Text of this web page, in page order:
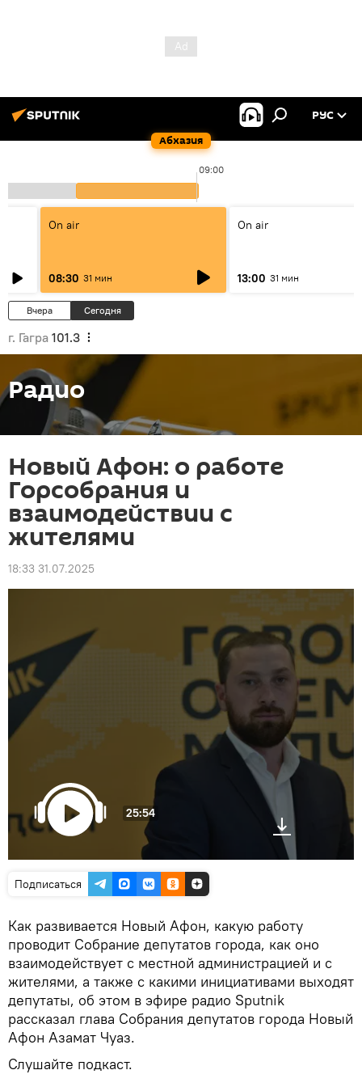
Абхазия
РУС
09:00
On air
08:30 31 мин
On air
13:00 31 мин
Вчера Сегодня
г. Гагра 101.3
Радио
Новый Афон: о работе
Горсобрания и
взаимодействии с
жителями
18:33 31.07.2025
25:54
Подписаться
Как развивается Новый Афон, какую работу
проводит Собрание депутатов города, как оно
взаимодействует с местной администрацией и с
жителями, а также с какими инициативами выходят
депутаты, об этом в эфире радио Sputnik
рассказал глава Собрания депутатов города Новый
Афон Азамат Чуаз.
Слушайте подкаст.